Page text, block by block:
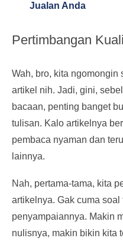
Jualan Anda
Pertimbangan
Wah, bro, kita
artikel nih. Jadi, gini,
bacaan, penting banget
tulisan. Kalo artikelnya
pembaca nyaman dan
lainnya.
Nah, pertama-tama, kita
artikelnya. Gak cuma
penyampaiannya. Makin
nulisnya, makin bikin kita